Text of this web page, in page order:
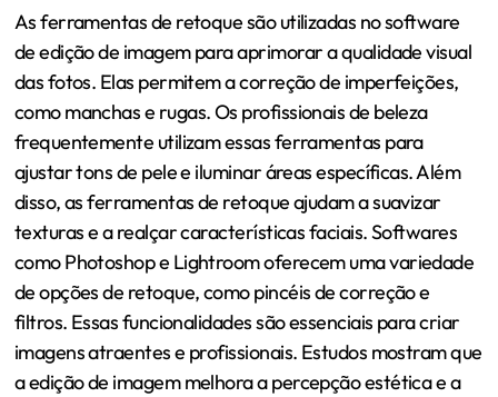
As ferramentas de retoque são utilizadas no software
de edição de imagem para aprimorar a qualidade visual
das fotos. Elas permitem a correção de imperfeições,
como manchas e rugas. Os profissionais de beleza
frequentemente utilizam essas ferramentas para
ajustar tons de pele e iluminar áreas específicas. Além
disso, as ferramentas de retoque ajudam a suavizar
texturas e a realçar características faciais. Softwares
como Photoshop e Lightroom oferecem uma variedade
de opções de retoque, como pincéis de correção e
filtros. Essas funcionalidades são essenciais para criar
imagens atraentes e profissionais. Estudos mostram que
a edição de imagem melhora a percepção estética e a